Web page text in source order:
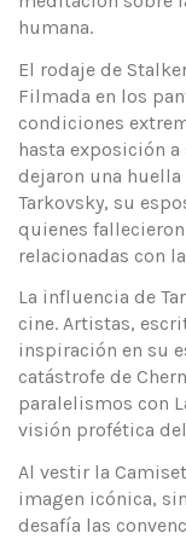
humana.
El rodaje de
Filmada en los
condiciones
hasta exposición
dejaron una
Tarkovsky, su
quienes
relacionadas con
La influencia de
cine. Artistas,
inspiración en su
catástrofe de
paralelismos con
visión profética
Al vestir la
imagen icónica,
desafía las